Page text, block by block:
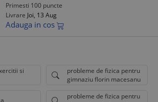
Primesti 100 puncte
Livrare Joi, 13 Aug
Adauga in cos
si
probleme de fizica pentru
gimnaziu florin macesanu
probleme de fizica pentru